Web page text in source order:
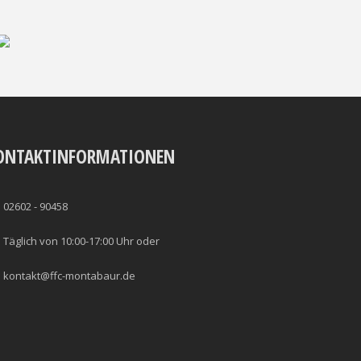
02602 - 90458
Täglich von 10:00-17:00 Uhr oder
kontakt@ffc-montabaur.de